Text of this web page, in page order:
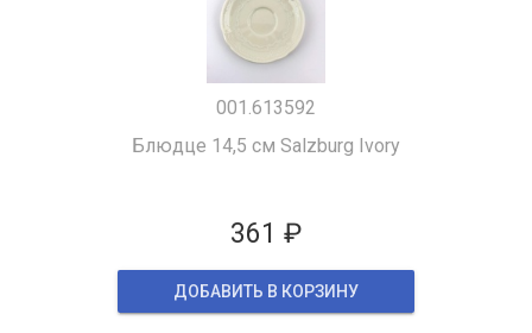
001.613592
Блюдце 14,5 см Salzburg Ivory
361 ₽
ДОБАВИТЬ В КОРЗИНУ